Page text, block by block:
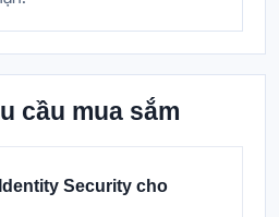
cầu mua sắm
Security cho